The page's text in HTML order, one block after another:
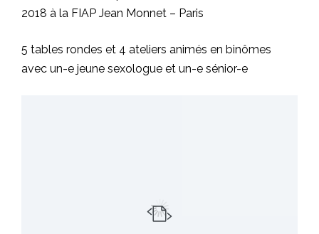
2018 à la FIAP Jean Monnet – Paris
5 tables rondes et 4 ateliers animés en binômes
avec un-e jeune sexologue et un-e sénior-e